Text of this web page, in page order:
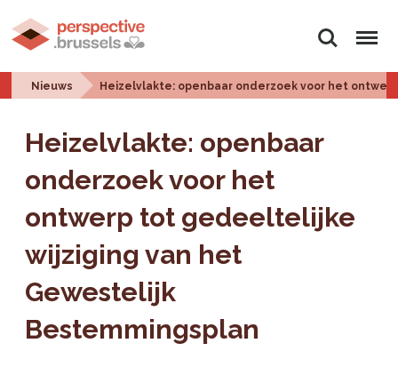
Zoeken Menu
Nieuws Heizelvlakte: openbaar onderzoek voor het
Heizelvlakte: openbaar
onderzoek voor het
ontwerp tot gedeeltelijke
wijziging van het
Gewestelijk
Bestemmingsplan